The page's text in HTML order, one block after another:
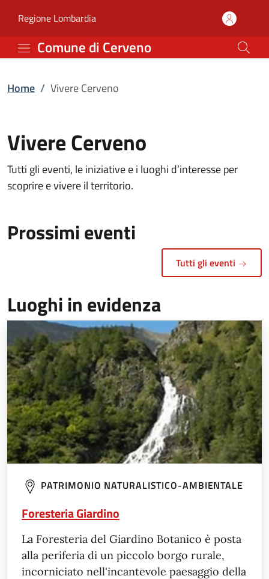
Vivere Cerveno |
Regione Lombardia(apre in un'altra scheda).
Comune di Cerveno
Home / Vivere Cerveno
Vivere Cerveno
Tutti gli eventi, le iniziative e i luoghi d’interesse per
scoprire e vivere il territorio.
Prossimi eventi
Tutti gli eventi
Luoghi in evidenza
PATRIMONIO NATURALISTICO-AMBIENTALE
Foresteria Giardino
La Foresteria del Giardino Botanico è posta
alla periferia di un piccolo borgo rurale,
incorniciato nell'incantevole paesaggio della